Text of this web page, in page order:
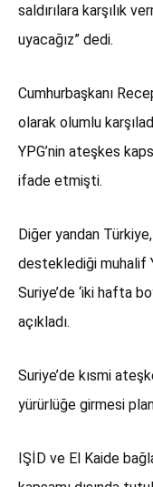
saldırılara karşılık
uyacağız” dedi.
Cumhurbaşkanı
olarak olumlu
YPG’nin ateşkes
ifade etmişti.
Diğer yandan
desteklediği muhalif
Suriye’de ‘iki hafta
açıkladı.
Suriye’de kısmi
yürürlüğe girmesi
IŞİD ve El Kaide